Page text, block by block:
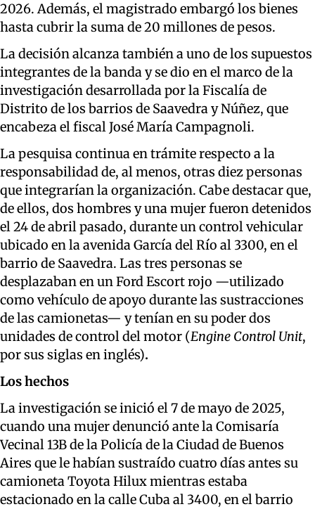
2026. Además, el magistrado embargó los bienes
hasta cubrir la suma de 20 millones de pesos.
La decisión alcanza también a uno de los supuestos
integrantes de la banda y se dio en el marco de la
investigación desarrollada por la Fiscalía de
Distrito de los barrios de Saavedra y Núñez, que
encabeza el fiscal José María Campagnoli.
La pesquisa continua en trámite respecto a la
responsabilidad de, al menos, otras diez personas
que integrarían la organización. Cabe destacar que,
de ellos, dos hombres y una mujer fueron detenidos
el 24 de abril pasado, durante un control vehicular
ubicado en la avenida García del Río al 3300, en el
barrio de Saavedra. Las tres personas se
desplazaban en un Ford Escort rojo —utilizado
como vehículo de apoyo durante las sustracciones
de las camionetas— y tenían en su poder dos
unidades de control del motor (Engine Control Unit,
por sus siglas en inglés).
Los hechos
La investigación se inició el 7 de mayo de 2025,
cuando una mujer denunció ante la Comisaría
Vecinal 13B de la Policía de la Ciudad de Buenos
Aires que le habían sustraído cuatro días antes su
camioneta Toyota Hilux mientras estaba
estacionado en la calle Cuba al 3400, en el barrio